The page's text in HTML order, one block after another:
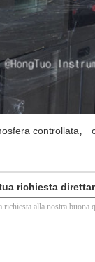
controllata,
richiesta